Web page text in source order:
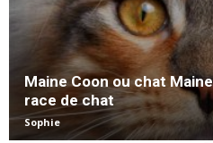
Maine Coon ou chat
race de chat
Sophie